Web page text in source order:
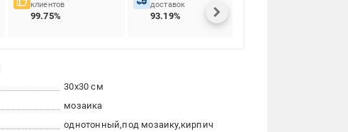
клиентов
99.75%
доставок
93.19%
30x30 см
мозаика
однотонный под мозаику кирпич